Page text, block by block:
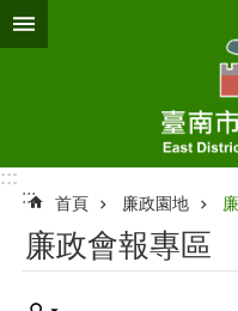
跳到主要內容區塊
:::
:::
首頁 廉政園地
廉政會報專區